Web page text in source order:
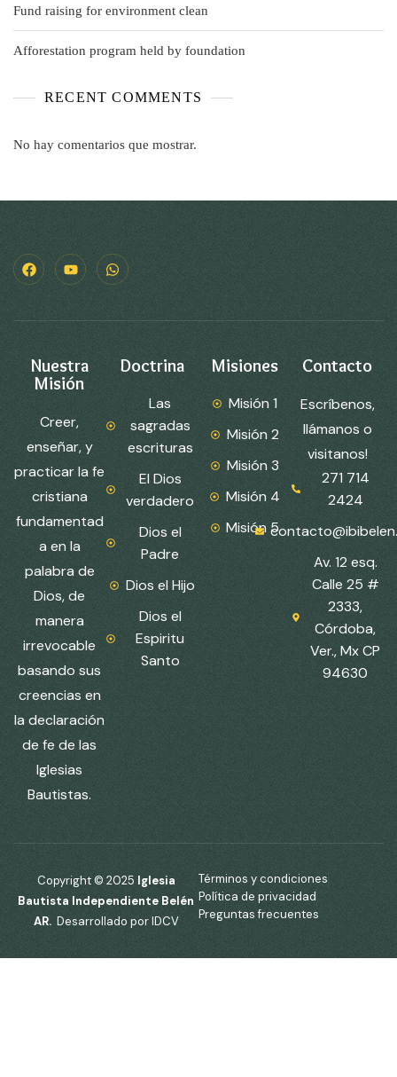
Fund raising for environment clean
Afforestation program held by foundation
RECENT COMMENTS
No hay comentarios que mostrar.
Nuestra
Misión
Creer,
enseñar, y
practicar la fe
cristiana
fundamentad
a en la
palabra de
Dios, de
manera
irrevocable
basando sus
creencias en
la declaración
de fe de las
Iglesias
Bautistas.
Doctrina
Las
sagradas
escrituras
El Dios
verdadero
Dios el
Padre
Dios el Hijo
Dios el
Espiritu
Santo
Misiones
Misión 1
Misión 2
Misión 3
Misión 4
Misión 5
Contacto
Escríbenos,
llámanos o
visitanos!
271 714
2424
Av. 12 esq.
Calle 25 #
2333,
Córdoba,
Ver., Mx CP
94630
Copyright © 2025 Iglesia
Bautista Independiente Belén
AR.Desarrollado por IDCV
Términos y condiciones
Política de privacidad
Preguntas frecuentes